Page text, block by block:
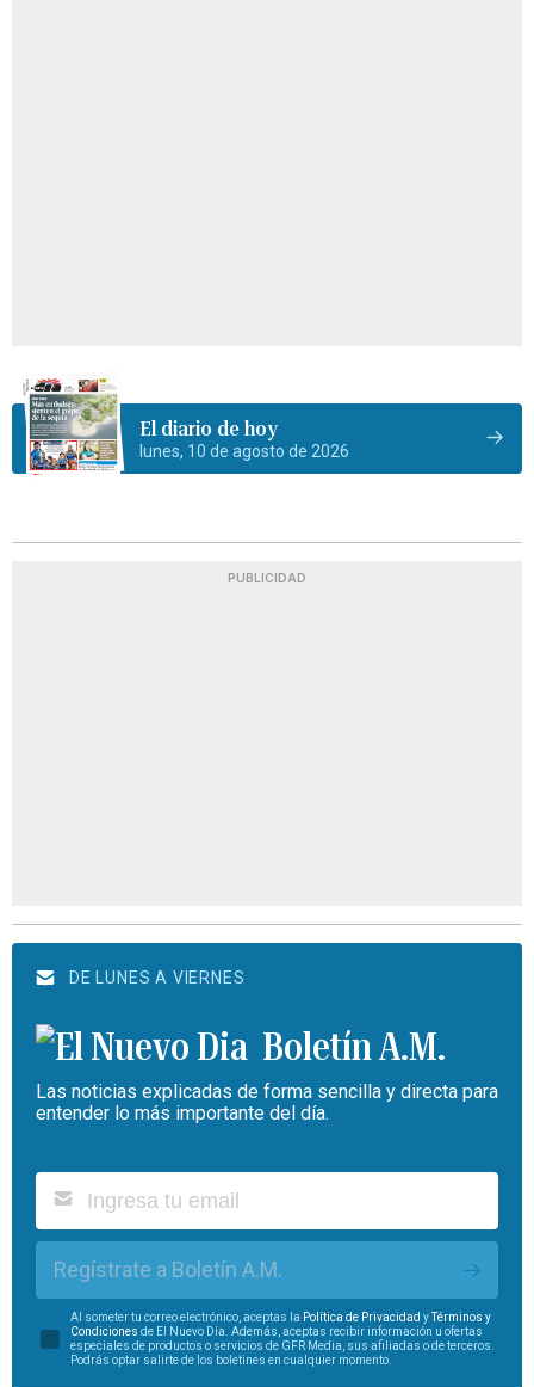
El diario de hoy
lunes, 10 de agosto de 2026
PUBLICIDAD
DE LUNES A VIERNES
Boletín A.M.
Las noticias explicadas de forma sencilla y directa para
entender lo más importante del día.
Regístrate a Boletín A.M.
Al someter tu correo electrónico, aceptas la Política de Privacidad y
Términos y
Condiciones de El Nuevo Día. Además, aceptas recibir información u ofertas
especiales de productos o servicios de GFR Media, sus afiliadas o de terceros.
Podrás optar salirte de los boletines en cualquier momento.